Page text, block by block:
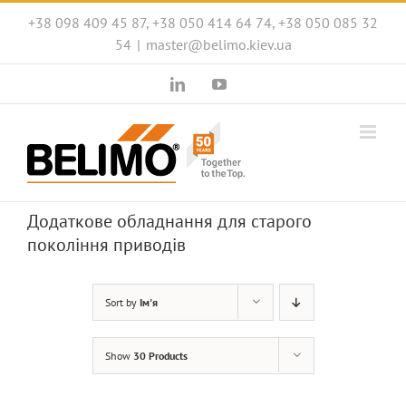
+38 098 409 45 87, +38 050 414 64 74, +38 050 085 32
54 | master@belimo.kiev.ua
LinkedInYouTube
Додаткове обладнання для старого
покоління приводів
Sort by Ім'я
Show 30 Products